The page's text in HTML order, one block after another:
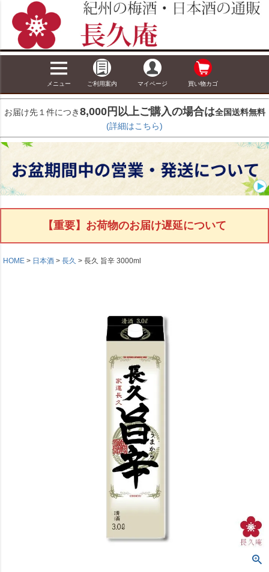
メニュー ご利用案内 マイページ 買い物カゴ
お届け先１件につき8,000円以上ご購入の場合は全国送料無料
(詳細はこちら)
【重要】お荷物のお届け遅延について
HOME 日本酒 長久 長久 旨辛 3000ml